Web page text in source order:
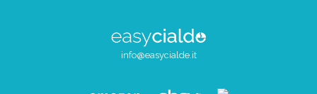
info@easycialde.it